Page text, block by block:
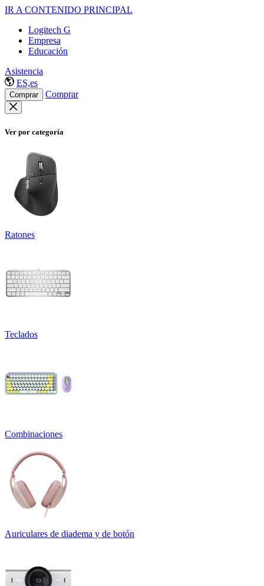
IR A CONTENIDO PRINCIPAL
Logitech G
Empresa
Educación
Asistencia
ES,es
Comprar Comprar
Ver por categoría
Ratones
Teclados
Combinaciones
Auriculares de diadema y de botón